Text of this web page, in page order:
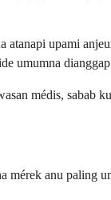
upami
umumna
médis, sabab
mérek anu